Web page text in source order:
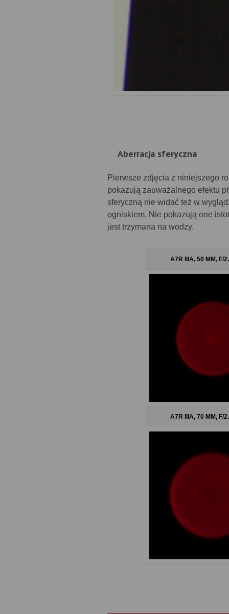
Aberracja sferyczna
Pierwsze zdjęcia z niniejszego
pokazują zauważalnego efektu
sferyczną nie widać też w
ogniskiem. Nie pokazują one
jest trzymana na wodzy.
A7R IIIA, 50 MM, F/
A7R IIIA, 70 MM, F/